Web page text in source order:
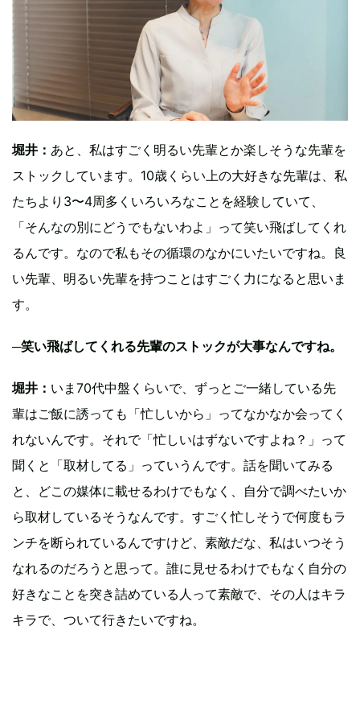
堀井： あと、私はすごく明るい先輩とか楽しそうな先輩を
ストックしています。10歳くらい上の大好きな先輩は、私
たちより3〜4周多くいろいろなことを経験していて、
「そんなの別にどうでもないわよ」って笑い飛ばしてくれ
るんです。なので私もその循環のなかにいたいですね。良
い先輩、明るい先輩を持つことはすごく力になると思いま
す。
─笑い飛ばしてくれる先輩のストックが大事なんですね。
堀井： いま70代中盤くらいで、ずっとご一緒している先
輩はご飯に誘っても「忙しいから」ってなかなか会ってく
れないんです。それで「忙しいはずないですよね？」って
聞くと「取材してる」っていうんです。話を聞いてみる
と、どこの媒体に載せるわけでもなく、自分で調べたいか
ら取材しているそうなんです。すごく忙しそうで何度もラ
ンチを断られているんですけど、素敵だな、私はいつそう
なれるのだろうと思って。誰に見せるわけでもなく自分の
好きなことを突き詰めている人って素敵で、その人はキラ
キラで、ついて行きたいですね。